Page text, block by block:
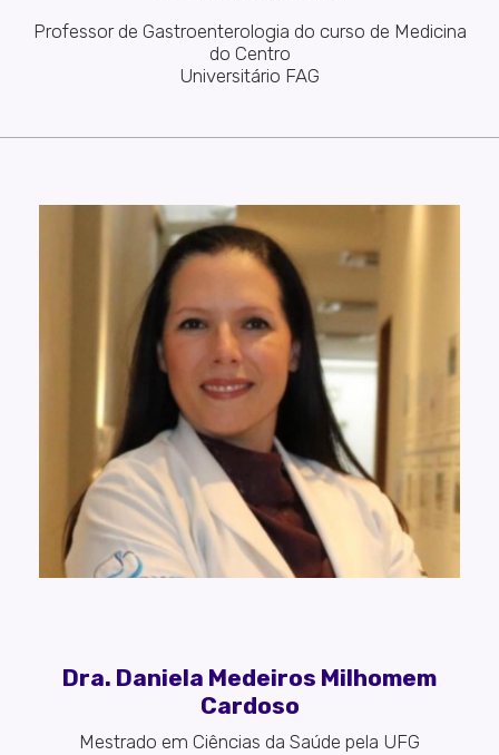
Professor de Gastroenterologia do curso de Medicina
do Centro
Universitário FAG
Dra. Daniela Medeiros Milhomem
Cardoso
Mestrado em Ciências da Saúde pela UFG